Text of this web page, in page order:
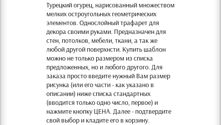
Турецкий огурец, нарисованный множеством
мелких остроугольных геометрических
элементов. Однослойный трафарет для
декора своими руками. Предназначен для
стен, потолков, мебели, ткани, а так же
любой другой поверхнсти. Купить шаблон
можно не только размером из списка
предложенных, но и любого другого. Для
заказа просто введите нужный Вам размер
рисунка (или его части - как указано в
описании) ниже списка стандартных
(вводится только одно число, первое) и
нажмите кнопку ЦЕНА. Далее - подтвердите
свой выбор и кладите его в корзину.